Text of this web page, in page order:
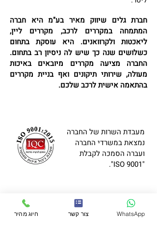
חברת גלים שיווק מאיר בע"מ היא חברה
המתמחה במקררים לרכב, מקררים ליין,
ליאכטות ולקרוואנים. היא עוסקת בתחום
כשלושים שנה כך שיש לה ניסיון רב בתחום.
החברה מציעה מקררים מיובאים באיכות
מעולה, שירותי תיקונים ואף בניית מקררים
בהתאמה אישית לרכב שלכם.
מעבדת השרות של החברה
נמצאת במשרדי החברה
ועברה הסמכה לקבלת
"ISO 9001".
שלח חיוג מהיר צור קשר WhatsApp